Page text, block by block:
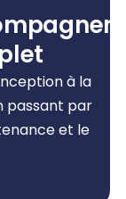
à la
passant par
et le